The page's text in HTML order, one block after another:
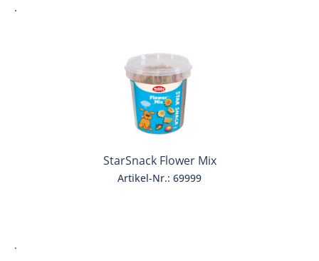
.
StarSnack Flower Mix
Artikel-Nr.: 69999
.